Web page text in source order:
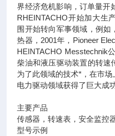
界经济危机影响，订单量开
RHEINTACHO开始加大生
围开始转向军事领域，例如
热器，2001年，Pioneer
HEINTACHO Messtechnik
柴油和液压驱动装置的转速
为了此领域的技术*，在市
电力驱动领域获得了巨大成功
主要产品
传感器，转速表，安全监控
型号示例